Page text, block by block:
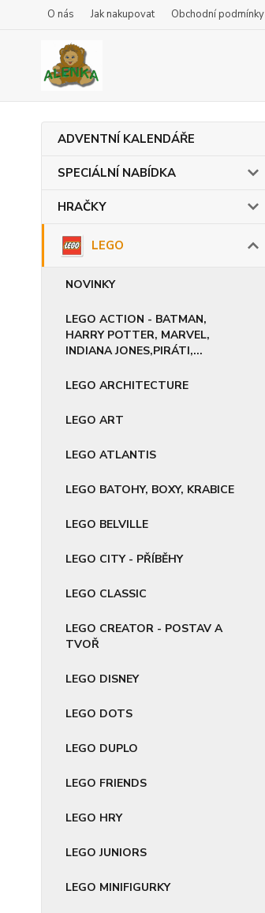
O nás Jak nakupovat Obchodní podmínky
ADVENTNÍ KALENDÁŘE
SPECIÁLNÍ NABÍDKA
HRAČKY
LEGO
NOVINKY
LEGO ACTION - BATMAN,
HARRY POTTER, MARVEL,
INDIANA JONES,PIRÁTI,...
LEGO ARCHITECTURE
LEGO ART
LEGO ATLANTIS
LEGO BATOHY, BOXY, KRABICE
LEGO BELVILLE
LEGO CITY - PŘÍBĚHY
LEGO CLASSIC
LEGO CREATOR - POSTAV A
TVOŘ
LEGO DISNEY
LEGO DOTS
LEGO DUPLO
LEGO FRIENDS
LEGO HRY
LEGO JUNIORS
LEGO MINIFIGURKY